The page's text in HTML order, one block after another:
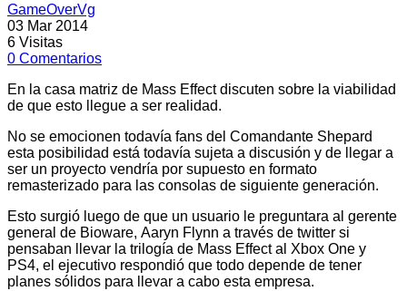
GameOverVg
03 Mar 2014
6 Visitas
0 Comentarios
En la casa matriz de Mass Effect discuten sobre la viabilidad
de que esto llegue a ser realidad.
No se emocionen todavía fans del Comandante Shepard
esta posibilidad está todavía sujeta a discusión y de llegar a
ser un proyecto vendría por supuesto en formato
remasterizado para las consolas de siguiente generación.
Esto surgió luego de que un usuario le preguntara al gerente
general de Bioware, Aaryn Flynn a través de twitter si
pensaban llevar la trilogía de Mass Effect al Xbox One y
PS4, el ejecutivo respondió que todo depende de tener
planes sólidos para llevar a cabo esta empresa.